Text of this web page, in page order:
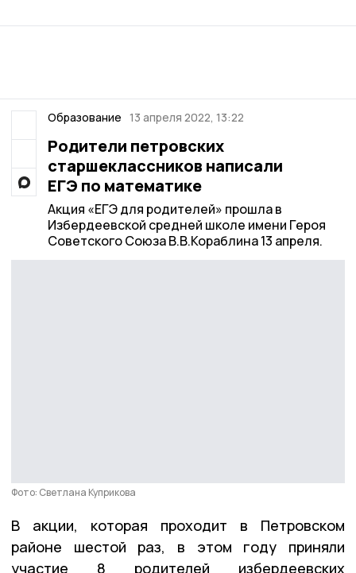
Образование 13 апреля 2022, 13:22
Родители петровских
старшеклассников написали
ЕГЭ по математике
Акция «ЕГЭ для родителей» прошла в
Избердеевской средней школе имени Героя
Советского Союза В.В.Кораблина 13 апреля.
Фото: Светлана Куприкова
В акции, которая проходит в Петровском
районе шестой раз, в этом году приняли
участие 8 родителей избердеевских